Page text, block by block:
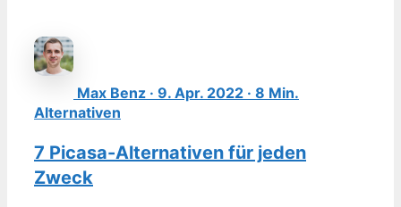
Max Benz · 9. Apr. 2022 · 8 Min.
Alternativen
7 Picasa-Alternativen für jeden
Zweck